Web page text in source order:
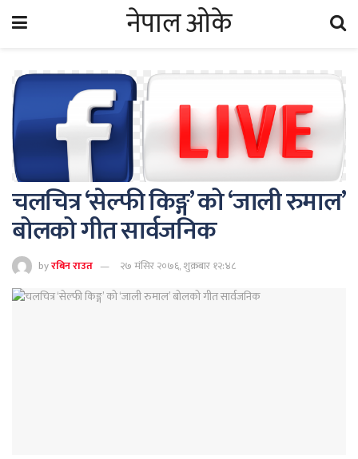
नेपाल ओके
चलचित्र ‘सेल्फी किङ्ग’ को ‘जाली रुमाल’
बोलको गीत सार्वजनिक
byरबिन राउत २७ मंसिर २०७६, शुक्रबार १२:४८